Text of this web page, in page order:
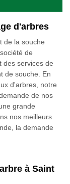
d'arbres
de la souche
de
des services de
de souche. En
d'arbres, notre
de nos
grande
nos meilleurs
la demande
à Saint